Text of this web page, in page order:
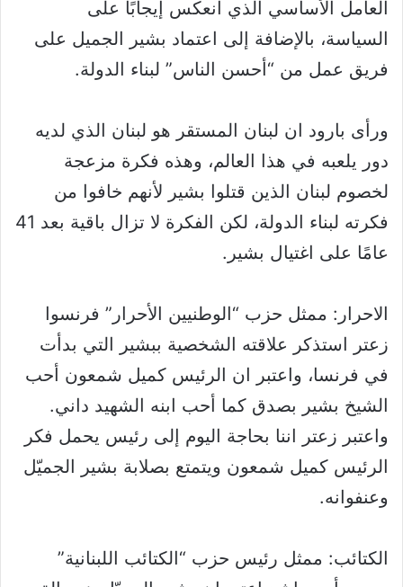
العامل الأساسي الذي انعكس إيجابًا على
السياسة، بالإضافة إلى اعتماد بشير الجميل على
فريق عمل من “أحسن الناس” لبناء الدولة.
ورأى بارود ان لبنان المستقر هو لبنان الذي لديه
دور يلعبه في هذا العالم، وهذه فكرة مزعجة
لخصوم لبنان الذين قتلوا بشير لأنهم خافوا من
فكرته لبناء الدولة، لكن الفكرة لا تزال باقية بعد 41
عامًا على اغتيال بشير.
الاحرار: ممثل حزب “الوطنيين الأحرار” فرنسوا
زعتر استذكر علاقته الشخصية ببشير التي بدأت
في فرنسا، واعتبر ان الرئيس كميل شمعون أحب
الشيخ بشير بصدق كما أحب ابنه الشهيد داني.
واعتبر زعتر اننا بحاجة اليوم إلى رئيس يحمل فكر
الرئيس كميل شمعون ويتمتع بصلابة بشير الجميّل
وعنفوانه.
الكتائب: ممثل رئيس حزب “الكتائب اللبنانية”